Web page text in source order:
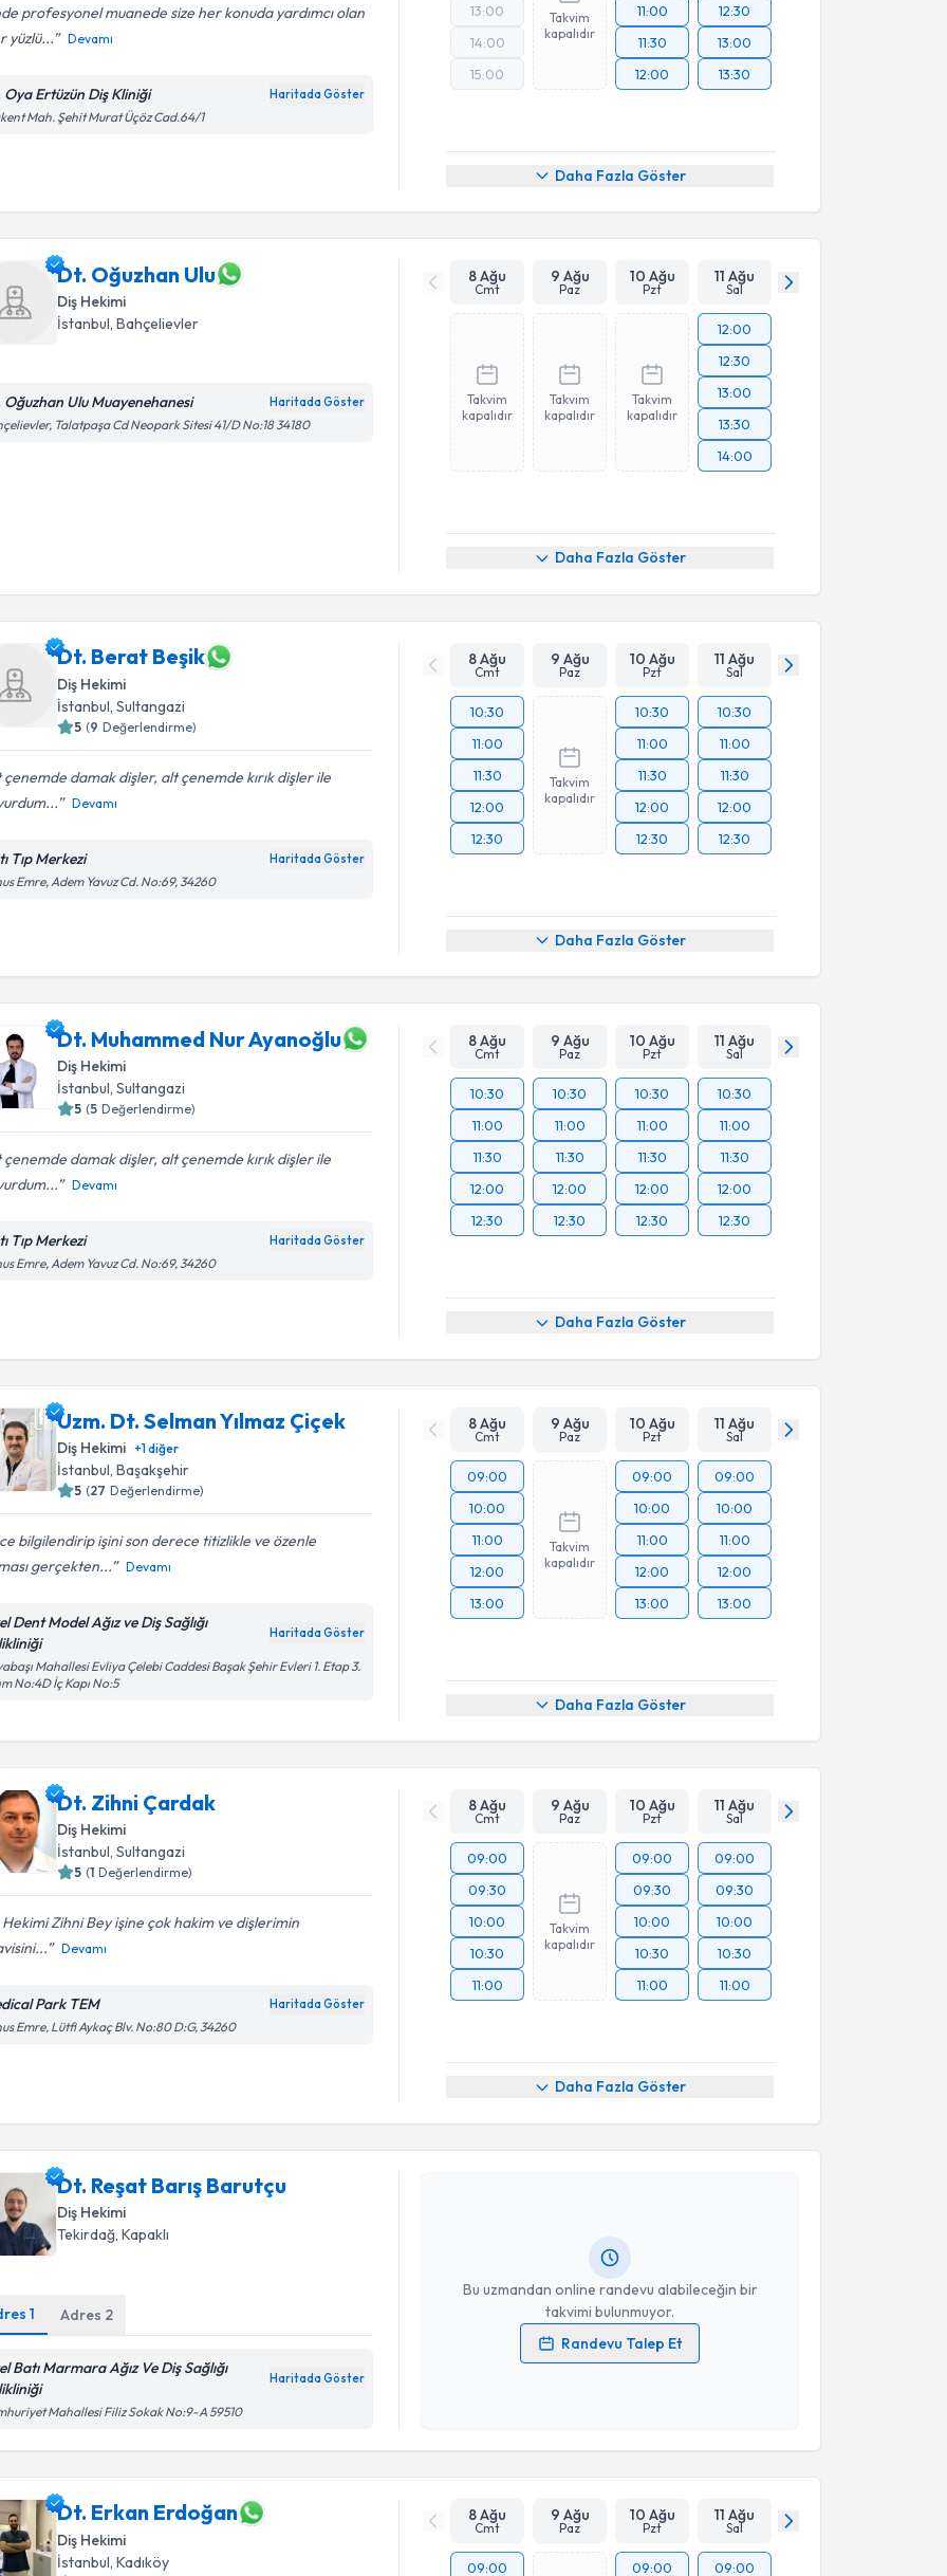
profesyonel muanede size her konuda yardımcı olan
yüzlü...
Devamı
Oya Ertüzün Diş Kliniği Haritada Göster
Mah. Şehit Murat Üçöz Cad.64/1
13:00
14:00
15:00
Takvim
kapalıdır
11:00
11:30
12:00
12:30
13:00
13:30
Daha Fazla Göster
Dt. Oğuzhan Ulu
Diş Hekimi
İstanbul, Bahçelievler
Oğuzhan Ulu Muayenehanesi Haritada Göster
Talatpaşa Cd Neopark Sitesi 41/D No:18 34180
8 Ağu
Cmt
9 Ağu
Paz
10 Ağu
Pzt
11 Ağu
Sal
Takvim
kapalıdır
Takvim
kapalıdır
Takvim
kapalıdır
12:00
12:30
13:00
13:30
14:00
Daha Fazla Göster
Dt. Berat Beşik
Diş Hekimi
İstanbul , Sultangazi
5 (9 Değerlendirme)
çenemde damak dişler, alt çenemde kırık dişler ile
Devamı
Tıp Merkezi Haritada Göster
Emre, Adem Yavuz Cd. No:69, 34260
8 Ağu
Cmt
9 Ağu
Paz
10 Ağu
Pzt
11 Ağu
Sal
10:30
11:00
11:30
12:00
12:30
Takvim
kapalıdır
10:30
11:00
11:30
12:00
12:30
10:30
11:00
11:30
12:00
12:30
Daha Fazla Göster
Dt. Muhammed Nur Ayanoğlu
Diş Hekimi
İstanbul, Sultangazi
5 (5 Değerlendirme)
çenemde damak dişler, alt çenemde kırık dişler ile
Devamı
Tıp Merkezi Haritada Göster
Emre, Adem Yavuz Cd. No:69, 34260
8 Ağu
Cmt
9 Ağu
Paz
10 Ağu
Pzt
11 Ağu
Sal
10:30
11:00
11:30
12:00
12:30
10:30
11:00
11:30
12:00
12:30
10:30
11:00
11:30
12:00
12:30
10:30
11:00
11:30
12:00
12:30
Daha Fazla Göster
Uzm. Dt. Selman Yılmaz Çiçek
Diş Hekimi +1diğer
İstanbul , Başakşehir
5 (27 Değerlendirme)
bilgilendirip işini son derece titizlikle ve özenle
gerçekten...
Devamı
Dent Model Ağız ve Diş Sağlığı
Haritada Göster
Mahallesi Evliya Çelebi Caddesi Başak Şehir Evleri 1. Etap 3.
No:4D İç Kapı No:5
8 Ağu
Cmt
9 Ağu
Paz
10 Ağu
Pzt
11 Ağu
Sal
09:00
10:00
11:00
12:00
13:00
Takvim
kapalıdır
09:00
10:00
11:00
12:00
13:00
09:00
10:00
11:00
12:00
13:00
Daha Fazla Göster
Dt. Zihni Çardak
Diş Hekimi
İstanbul, Sultangazi
5 (1 Değerlendirme)
Hekimi Zihni Bey işine çok hakim ve dişlerimin
Devamı
Park TEM Haritada Göster
Emre, Lütfi Aykaç Blv. No:80 D:G, 34260
8 Ağu
Cmt
9 Ağu
Paz
10 Ağu
Pzt
11 Ağu
Sal
09:00
09:30
10:00
10:30
11:00
Takvim
kapalıdır
09:00
09:30
10:00
10:30
11:00
09:00
09:30
10:00
10:30
11:00
Daha Fazla Göster
Dt. Reşat Barış Barutçu
Diş Hekimi
Tekirdağ , Kapaklı
1 Adres 2
Batı Marmara Ağız Ve Diş Sağlığı
Haritada Göster
Mahallesi Filiz Sokak No:9-A 59510
Bu uzmandan online randevu alabileceğin bir
takvimi bulunmuyor.
Randevu Talep Et
Randevu Takvimi Talebi
Dt. Reşat Barış Barutçu
Kişisel verilerimin işlenmesine ilişkinAydınlatma Metni
Takvim Talebini Gönder
Dt. Erkan Erdoğan
Diş Hekimi
İstanbul , Kadıköy
8 Ağu
Cmt
9 Ağu
Paz
10 Ağu
Pzt
11 Ağu
Sal
09:00 09:00 09:00